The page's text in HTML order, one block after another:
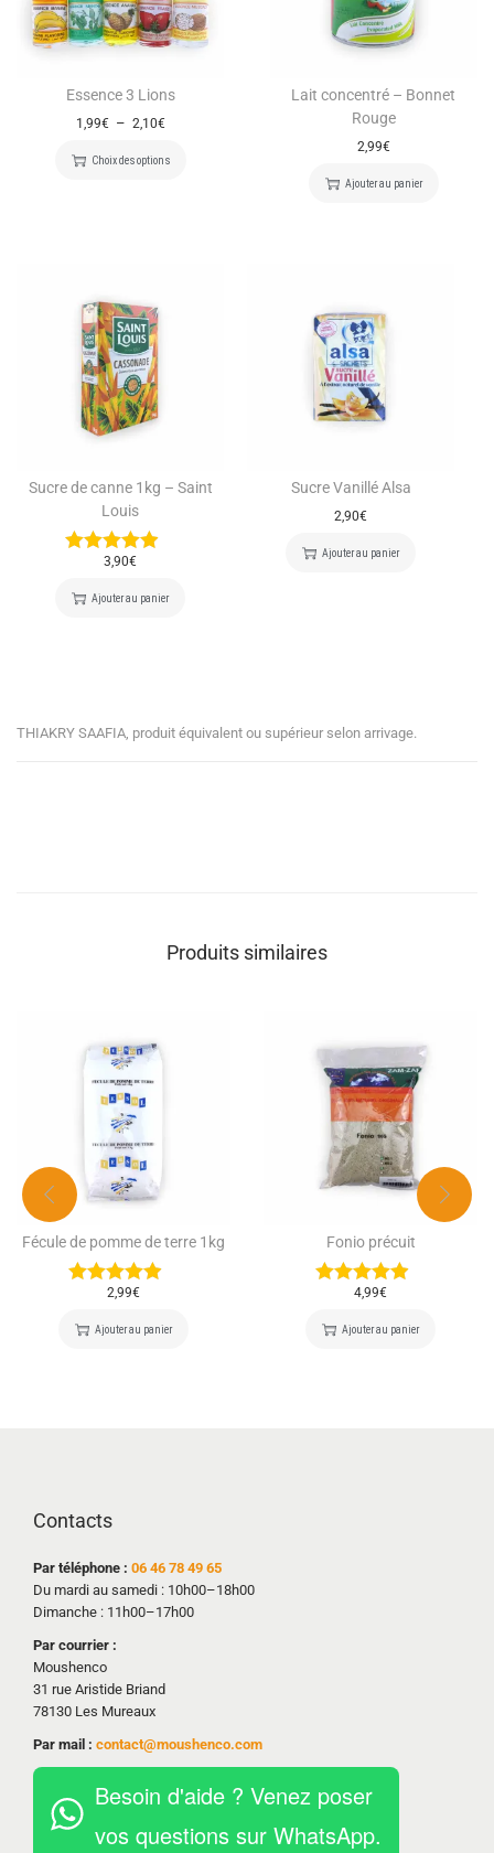
Essence 3 Lions
1,99€ – 2,10€
Choix des options
Lait concentré – Bonnet
Rouge
2,99€
Ajouter au panier
Sucre de canne 1kg – Saint
Louis
3,90€
Ajouter au panier
Sucre Vanillé Alsa
2,90€
Ajouter au panier
THIAKRY SAAFIA, produit équivalent ou supérieur selon arrivage.
Produits similaires
Fécule de pomme de terre 1kg
2,99€
Ajouter au panier
Fonio précuit
4,99€
Ajouter au panier
Contacts
Par téléphone : 06 46 78 49 65
Du mardi au samedi : 10h00–18h00
Dimanche : 11h00–17h00
Par courrier :
Moushenco
31 rue Aristide Briand
78130 Les Mureaux
Par mail : contact@moushenco.com
Besoin d'aide ? Venez poser
vos questions sur WhatsApp.